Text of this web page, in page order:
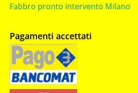
Fabbro pronto intervento Milano
Pagamenti accettati